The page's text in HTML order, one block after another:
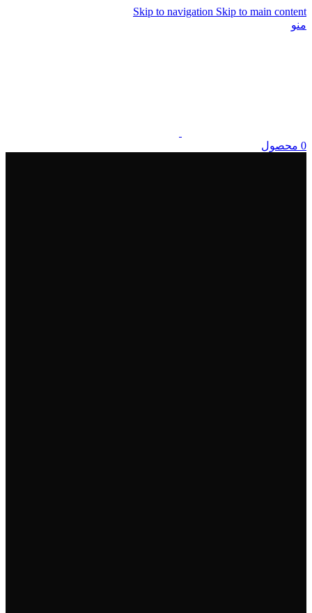
Skip to navigation Skip to main content
منو
0 محصول